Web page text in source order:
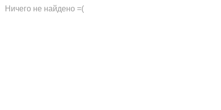
Ничего не найдено =(